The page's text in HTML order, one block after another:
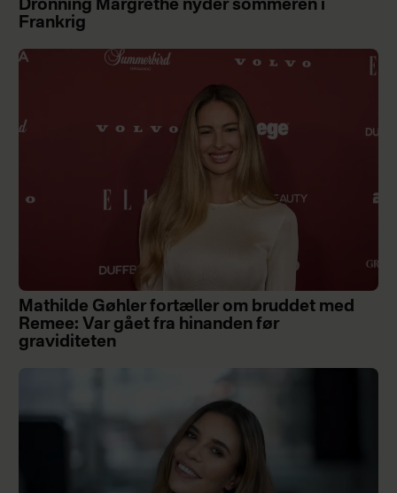
Dronning Margrethe nyder sommeren i
Frankrig
Mathilde Gøhler fortæller om bruddet med
Remee: Var gået fra hinanden før
graviditeten